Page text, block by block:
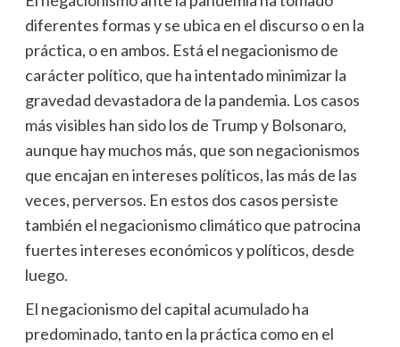
diferentes formas y se ubica en el discurso o en la
práctica, o en ambos. Está el negacionismo de
carácter político, que ha intentado minimizar la
gravedad devastadora de la pandemia. Los casos
más visibles han sido los de Trump y Bolsonaro,
aunque hay muchos más, que son negacionismos
que encajan en intereses políticos, las más de las
veces, perversos. En estos dos casos persiste
también el negacionismo climático que patrocina
fuertes intereses económicos y políticos, desde
luego.
El negacionismo del capital acumulado ha
predominado, tanto en la práctica como en el